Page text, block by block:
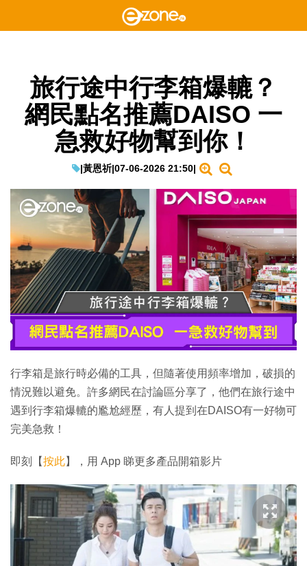
旅行途中行李箱爆轆？
網民點名推薦DAISO 一
急救好物幫到你！
|黃恩祈|07-06-2026 21:50|
行李箱是旅行時必備的工具，但隨著使用頻率增加，破損的
情況難以避免。許多網民在討論區分享了，他們在旅行途中
遇到行李箱爆轆的尷尬經歷，有人提到在DAISO有一好物可
完美急救！
即刻【按此】，用 App 睇更多產品開箱影片